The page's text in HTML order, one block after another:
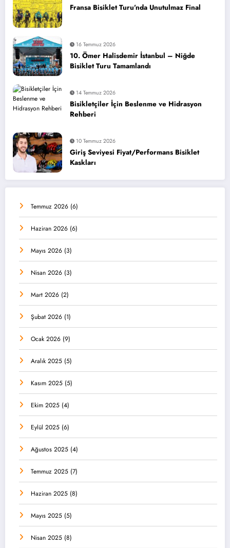
Fransa Bisiklet Turu’nda Unutulmaz Final
16 Temmuz 2026
10. Ömer Halisdemir İstanbul – Niğde
Bisiklet Turu Tamamlandı
14 Temmuz 2026
Bisikletçiler İçin Beslenme ve Hidrasyon
Rehberi
10 Temmuz 2026
Giriş Seviyesi Fiyat/Performans Bisiklet
Kaskları
Temmuz 2026 (6)
Haziran 2026 (6)
Mayıs 2026 (3)
Nisan 2026 (3)
Mart 2026 (2)
Şubat 2026 (1)
Ocak 2026 (9)
Aralık 2025 (5)
Kasım 2025 (5)
Ekim 2025 (4)
Eylül 2025 (6)
Ağustos 2025 (4)
Temmuz 2025 (7)
Haziran 2025 (8)
Mayıs 2025 (5)
Nisan 2025 (8)